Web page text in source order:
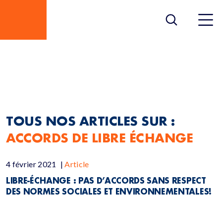
ACCORDS DE LIBRE
ÉCHANGE
TOUS NOS ARTICLES SUR :
ACCORDS DE LIBRE ÉCHANGE
4 février 2021 | Article
LIBRE-ÉCHANGE : PAS D’ACCORDS SANS RESPECT
DES NORMES SOCIALES ET ENVIRONNEMENTALES!